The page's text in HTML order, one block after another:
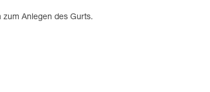
Anlegen des Gurts.